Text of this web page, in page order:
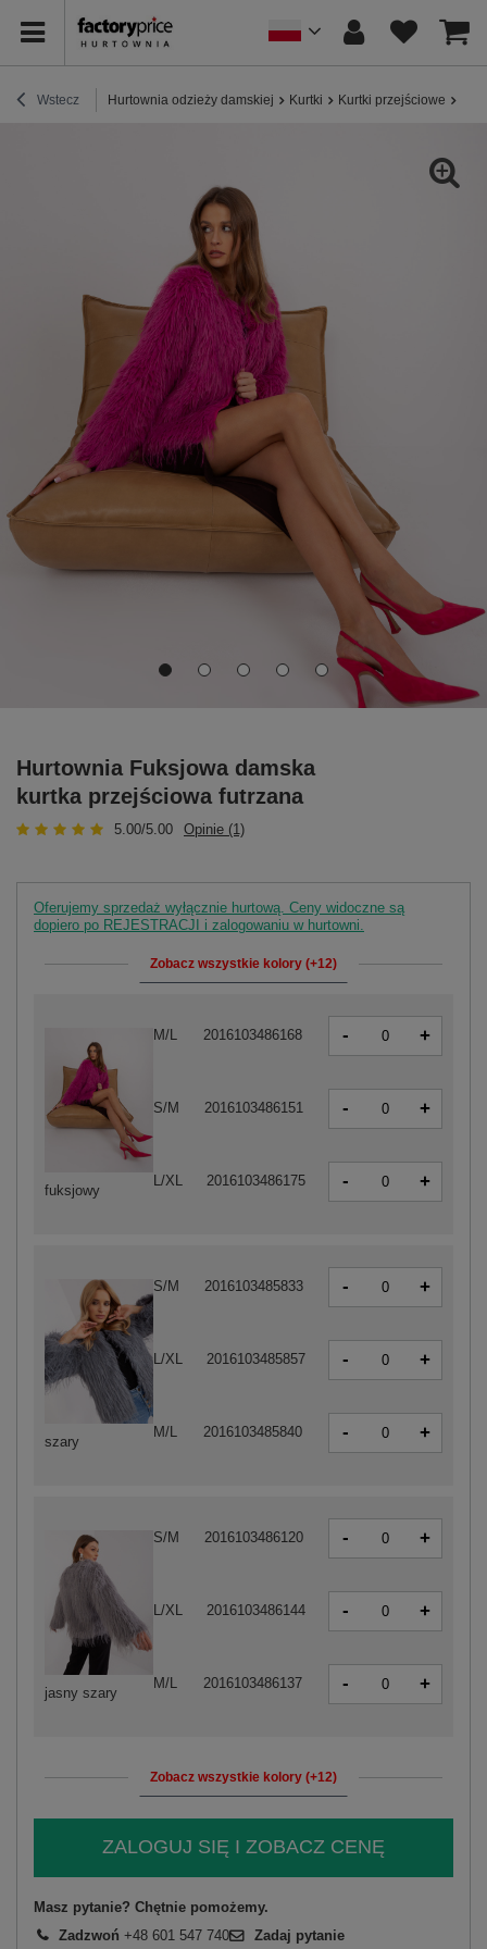
Wstecz Hurtownia odzieży damskiej Kurtki Kurtki przejściowe
Hurtownia Fuksjowa damska
kurtka przejściowa futrzana
5.00/5.00 Opinie (1)
Oferujemy sprzedaż wyłącznie hurtową. Ceny widoczne są
dopiero po REJESTRACJI i zalogowaniu w hurtowni.
Zobacz wszystkie kolory (+12)
szary
S/M 2016103485833 - +
L/XL 2016103485857 - +
M/L 2016103485840 - +
jasny szary
S/M 2016103486120 - +
L/XL 2016103486144 - +
M/L 2016103486137 - +
fuksjowy
M/L 2016103486168 - +
S/M 2016103486151 - +
L/XL 2016103486175 - +
Zobacz wszystkie kolory (+12)
ZALOGUJ SIĘ I ZOBACZ CENĘ
Masz pytanie? Chętnie pomożemy.
Zadzwoń +48 601 547 740 Zadaj pytanie